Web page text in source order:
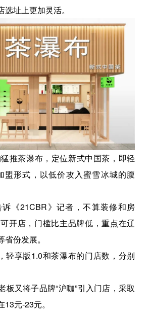
址上更加灵活。
推茶瀑布，定位新式中国茶，即轻
盟形式，以低价攻入蜜雪冰城的腹
《21CBR》记者，不算装修和房
开店，门槛比主品牌低，重点在辽
份发展。
轻享版1.0和茶瀑布的门店数，分别
板又将子品牌“沪咖”引入门店，采取
元-23元。